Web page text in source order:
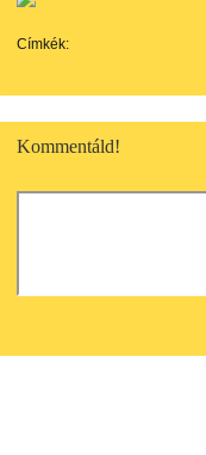
Címkék:
Kommentáld!